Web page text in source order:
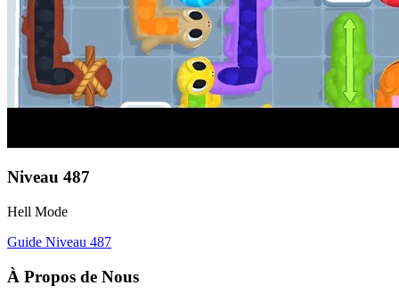
Niveau 487
Hell Mode
Guide Niveau 487
À Propos de Nous